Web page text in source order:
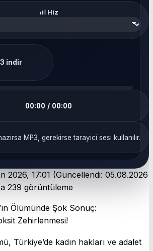
Hiz
indir
00:00 / 00:00
MP3, gerekirse tarayici sesi kullanilir.
2026, 17:01 (Güncellendi: 05.08.2026
239 görüntüleme
Türkiye’de kadın hakları ve adalet